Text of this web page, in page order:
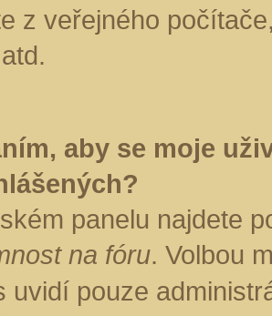
z veřejného
aby se moje
panelu najdete
na fóru. Volbou
uvidí pouze